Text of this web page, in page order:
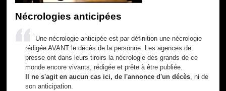
Nécrologies anticipées
Une nécrologie anticipée est par définition une nécrologie
rédigée AVANT le décès de la personne. Les agences de
presse ont dans leurs tiroirs la nécrologie des grands de ce
monde encore vivants, rédigée et prête à être publiée.
Il ne s'agit en aucun cas ici, de l'annonce d'un décès , ni de
son anticipation.